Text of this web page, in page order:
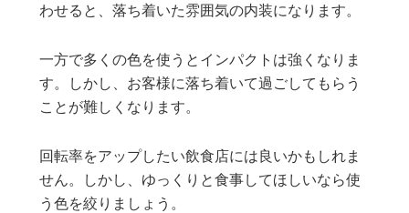
わせると、落ち着いた雰囲気の内装になります。
一方で多くの色を使うとインパクトは強くなりま
す。しかし、お客様に落ち着いて過ごしてもらう
ことが難しくなります。
回転率をアップしたい飲食店には良いかもしれま
せん。しかし、ゆっくりと食事してほしいなら使
う色を絞りましょう。